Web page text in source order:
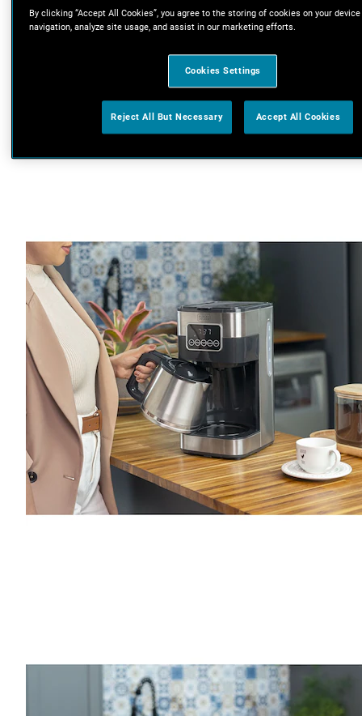
By clicking “Accept All Cookies”, you agree to the storing of cookies on your
navigation, analyze site usage, and assist in our marketing efforts.
Cookies Settings
Reject All But Necessary Accept All Cookies